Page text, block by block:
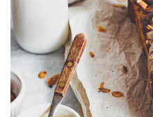
kiőrlésű
lisztből